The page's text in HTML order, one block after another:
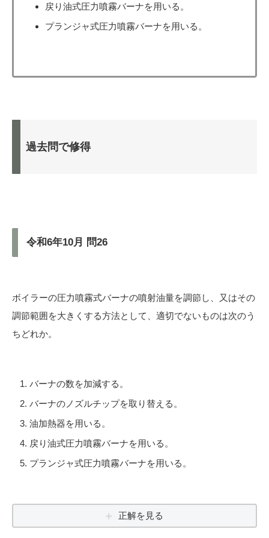
戻り油式圧力噴霧バーナを用いる。
プランジャ式圧力噴霧バーナを用いる。
過去問で修得
令和6年10月 問26
ボイラーの圧力噴霧式バーナの噴射油量を調節し、又はその
調節範囲を大きくする方法として、適切でないものは次のう
ちどれか。
バーナの数を加減する。
バーナのノズルチップを取り替える。
油加熱器を用いる。
戻り油式圧力噴霧バーナを用いる。
プランジャ式圧力噴霧バーナを用いる。
正解を見る